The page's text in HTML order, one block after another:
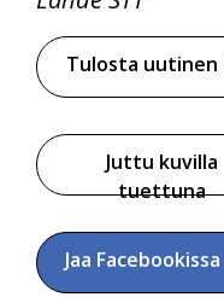
Tulosta uutinen
Juttu kuvilla
tuettuna
Jaa Facebookissa